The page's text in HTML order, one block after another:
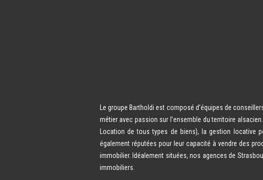
Le groupe Bartholdi est composé d’équipes de
métier avec passion sur l’ensemble du territoire
Location de tous types de biens), la gestion locative
également réputées pour leur capacité à vendre des
immobilier. Idéalement situées, nos agences de
immobiliers.